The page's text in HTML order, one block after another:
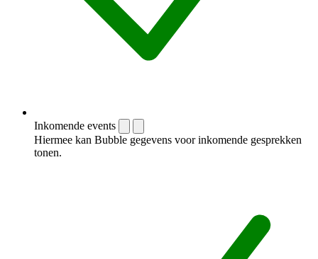
Inkomende events
Hiermee kan Bubble gegevens voor inkomende gesprekken
tonen.